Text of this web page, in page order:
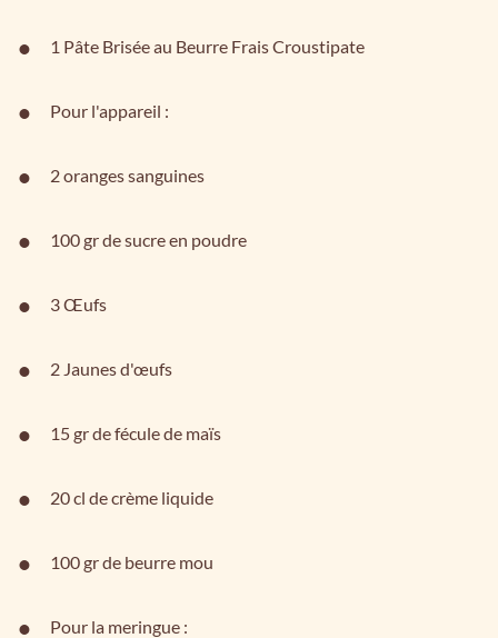
1 Pâte Brisée au Beurre Frais Croustipate
Pour l'appareil :
2 oranges sanguines
100 gr de sucre en poudre
3 Œufs
2 Jaunes d'œufs
15 gr de fécule de maïs
20 cl de crème liquide
100 gr de beurre mou
Pour la meringue :